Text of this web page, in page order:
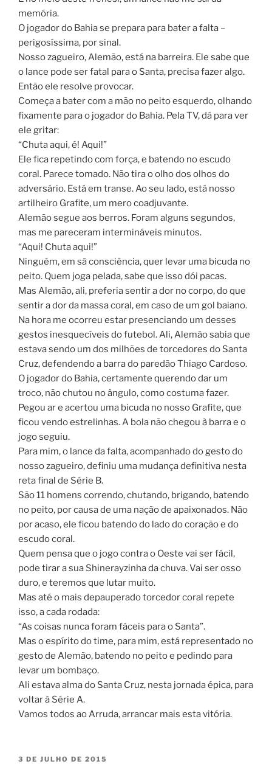
memória.
O jogador do Bahia se prepara para bater a falta –
perigosíssima, por sinal.
Nosso zagueiro, Alemão, está na barreira. Ele sabe que
o lance pode ser fatal para o Santa, precisa fazer algo.
Então ele resolve provocar.
Começa a bater com a mão no peito esquerdo, olhando
fixamente para o jogador do Bahia. Pela TV, dá para ver
ele gritar:
“Chuta aqui, é! Aqui!”
Ele fica repetindo com força, e batendo no escudo
coral. Parece tomado. Não tira o olho dos olhos do
adversário. Está em transe. Ao seu lado, está nosso
artilheiro Grafite, um mero coadjuvante.
Alemão segue aos berros. Foram alguns segundos,
mas me pareceram intermináveis minutos.
“Aqui! Chuta aqui!”
Ninguém, em sã consciência, quer levar uma bicuda no
peito. Quem joga pelada, sabe que isso dói pacas.
Mas Alemão, ali, preferia sentir a dor no corpo, do que
sentir a dor da massa coral, em caso de um gol baiano.
Na hora me ocorreu estar presenciando um desses
gestos inesquecíveis do futebol. Ali, Alemão sabia que
estava sendo um dos milhões de torcedores do Santa
Cruz, defendendo a barra do paredão Thiago Cardoso.
O jogador do Bahia, certamente querendo dar um
troco, não chutou no ângulo, como costuma fazer.
Pegou ar e acertou uma bicuda no nosso Grafite, que
ficou vendo estrelinhas. A bola não chegou à barra e o
jogo seguiu.
Para mim, o lance da falta, acompanhado do gesto do
nosso zagueiro, definiu uma mudança definitiva nesta
reta final de Série B.
São 11 homens correndo, chutando, brigando, batendo
no peito, por causa de uma nação de apaixonados. Não
por acaso, ele ficou batendo do lado do coração e do
escudo coral.
Quem pensa que o jogo contra o Oeste vai ser fácil,
pode tirar a sua Shinerayzinha da chuva. Vai ser osso
duro, e teremos que lutar muito.
Mas até o mais depauperado torcedor coral repete
isso, a cada rodada:
“As coisas nunca foram fáceis para o Santa”.
Mas o espírito do time, para mim, está representado no
gesto de Alemão, batendo no peito e pedindo para
levar um bombaço.
Ali estava alma do Santa Cruz, nesta jornada épica, para
voltar à Série A.
Vamos todos ao Arruda, arrancar mais esta vitória.
PUBLICADO
3 DE JULHO DE 2015